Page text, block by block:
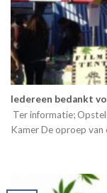
Iedereen bedankt
Ter informatie;
Kamer De oproep van